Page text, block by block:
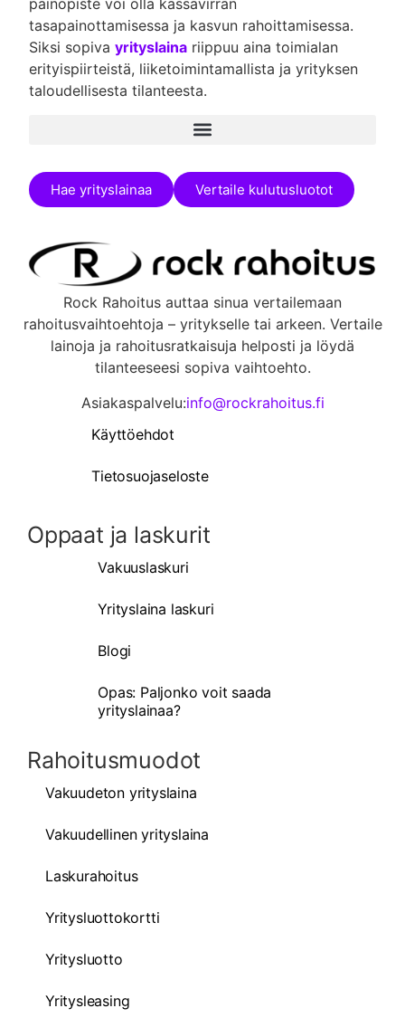
painopiste voi olla kassavirran
tasapainottamisessa ja kasvun rahoittamisessa.
Siksi sopivayrityslaina riippuu aina toimialan
erityispiirteistä, liiketoimintamallista ja yrityksen
taloudellisesta tilanteesta.
Hae yrityslainaa Vertaile kulutusluotot
Rock Rahoitus auttaa sinua vertailemaan
rahoitusvaihtoehtoja – yritykselle tai arkeen. Vertaile
lainoja ja rahoitusratkaisuja helposti ja löydä
tilanteeseesi sopiva vaihtoehto.
Asiakaspalvelu:info@rockrahoitus.fi
Käyttöehdot
Tietosuojaseloste
Oppaat ja laskurit
Vakuuslaskuri
Yrityslaina laskuri
Blogi
Opas: Paljonko voit saada
yrityslainaa?
Rahoitusmuodot
Vakuudeton yrityslaina
Vakuudellinen yrityslaina
Laskurahoitus
Yritysluottokortti
Yritysluotto
Yritysleasing